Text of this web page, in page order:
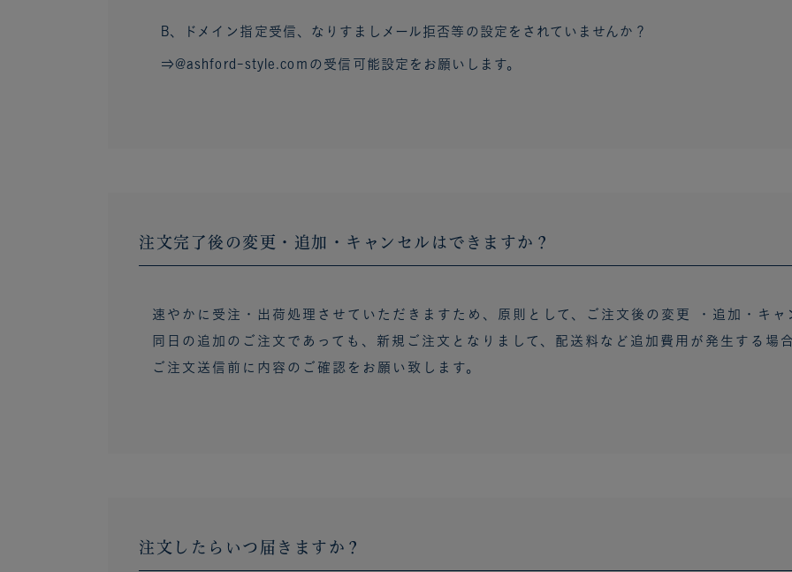
B、ドメイン指定受信、なりすましメール拒否等の設定をされていませんか？
⇒@ashford-style.coｍの受信可能設定をお願いします。
注文完了後の変更・追加・キャンセルはできますか？
速やかに受注・出荷処理させていただきますため、原則として、ご注文後の変更 ・追加・キャ
同日の追加のご注文であっても、新規ご注文となりまして、配送料など追加費用が発生する場
ご注文送信前に内容のご確認をお願い致します。
注文したらいつ届きますか？